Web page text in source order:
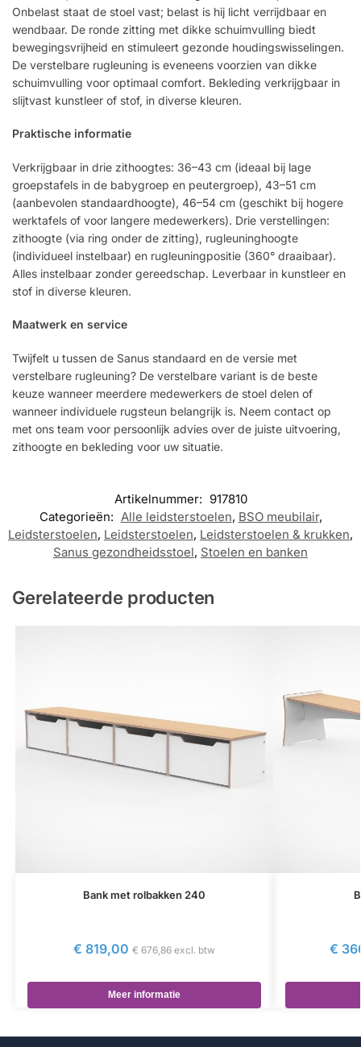
Onbelast staat de stoel vast; belast is hij licht verrijdbaar en
wendbaar. De ronde zitting met dikke schuimvulling biedt
bewegingsvrijheid en stimuleert gezonde houdingswisselingen.
De verstelbare rugleuning is eveneens voorzien van dikke
schuimvulling voor optimaal comfort. Bekleding verkrijgbaar in
slijtvast kunstleer of stof, in diverse kleuren.
Praktische informatie
Verkrijgbaar in drie zithoogtes: 36–43 cm (ideaal bij lage
groepstafels in de babygroep en peutergroep), 43–51 cm
(aanbevolen standaardhoogte), 46–54 cm (geschikt bij hogere
werktafels of voor langere medewerkers). Drie verstellingen:
zithoogte (via ring onder de zitting), rugleuninghoogte
(individueel instelbaar) en rugleuningpositie (360° draaibaar).
Alles instelbaar zonder gereedschap. Leverbaar in kunstleer en
stof in diverse kleuren.
Maatwerk en service
Twijfelt u tussen de Sanus standaard en de versie met
verstelbare rugleuning? De verstelbare variant is de beste
keuze wanneer meerdere medewerkers de stoel delen of
wanneer individuele rugsteun belangrijk is. Neem contact op
met ons team voor persoonlijk advies over de juiste uitvoering,
zithoogte en bekleding voor uw situatie.
Artikelnummer: 917810
Categorieën: Alle leidsterstoelen, BSO meubilair,
Leidsterstoelen, Leidsterstoelen, Leidsterstoelen & krukken,
Sanus gezondheidsstoel, Stoelen en banken
Gerelateerde producten
Bank met rolbakken 240
€ 819,00 € 676,86excl. btw
Meer informatie
€